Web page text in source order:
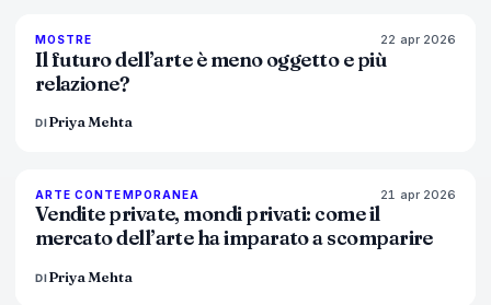
% 117
MOSTRE 22 apr 2026
Il futuro dell’arte è meno oggetto e più
relazione?
DI Priya Mehta
72% 52
ARTE CONTEMPORANEA 21 apr 2026
Vendite private, mondi privati: come il
mercato dell’arte ha imparato a scomparire
DIPriya Mehta